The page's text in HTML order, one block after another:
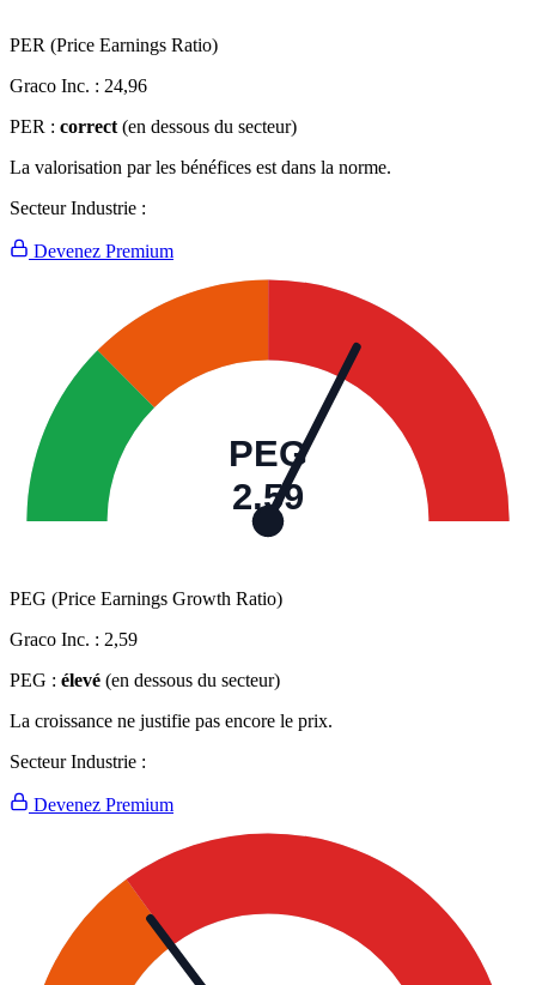
PER (Price Earnings Ratio)
Graco Inc. : 24,96
PER : correct (en dessous du secteur)
La valorisation par les bénéfices est dans la norme.
Secteur Industrie :
Devenez Premium
PEG
2,59
PEG (Price Earnings Growth Ratio)
Graco Inc. : 2,59
PEG : élevé (en dessous du secteur)
La croissance ne justifie pas encore le prix.
Secteur Industrie :
Devenez Premium